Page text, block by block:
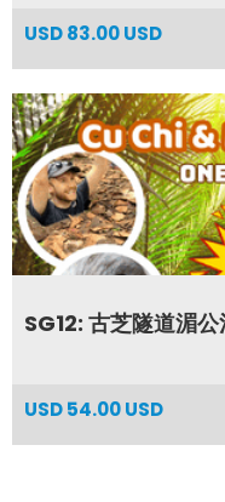
USD83.00 USD
SG12: 古芝隧道湄
USD54.00 USD